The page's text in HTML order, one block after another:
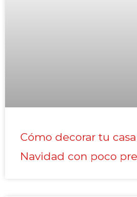
Cómo decorar tu
Navidad con poco